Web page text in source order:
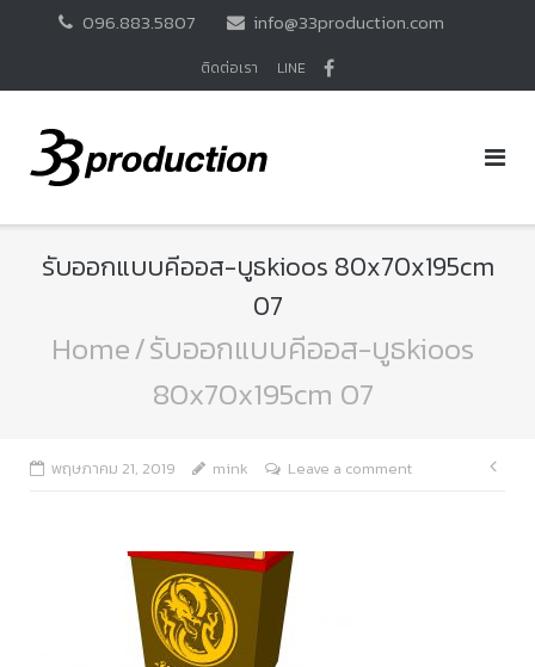
096.883.5807 info@33production.com
ติดต่อเรา LINE
รับออกแบบคีออส-บูธkioos 80x70x195cm
07
Home/รับออกแบบคีออส-บูธkioos
80x70x195cm 07
พฤษภาคม 21, 2019 mink Leave a comment
แน